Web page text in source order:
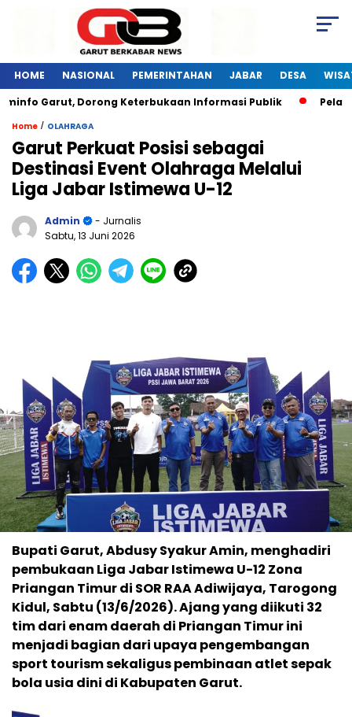
HOME NASIONAL PEMERINTAHAN JABAR DESA
Garut, Dorong Keterbukaan Informasi Publik
Home / OLAHRAGA
Garut Perkuat Posisi sebagai
Destinasi Event Olahraga Melalui
Liga Jabar Istimewa U-12
Admin
- Jurnalis
Sabtu, 13 Juni 2026
Bupati Garut, Abdusy Syakur Amin, menghadiri
pembukaan Liga Jabar Istimewa U-12 Zona
Priangan Timur di SOR RAA Adiwijaya, Tarogong
Kidul, Sabtu (13/6/2026). Ajang yang diikuti 32
tim dari enam daerah di Priangan Timur ini
menjadi bagian dari upaya pengembangan
sport tourism sekaligus pembinaan atlet sepak
bola usia dini di Kabupaten Garut.